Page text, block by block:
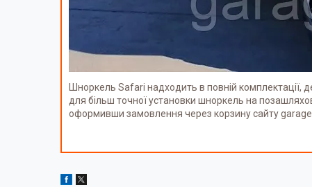
Шноркель Safari надходить в повній комплектації,
для більш точної установки шноркель на
оформивши замовлення через корзину сайту